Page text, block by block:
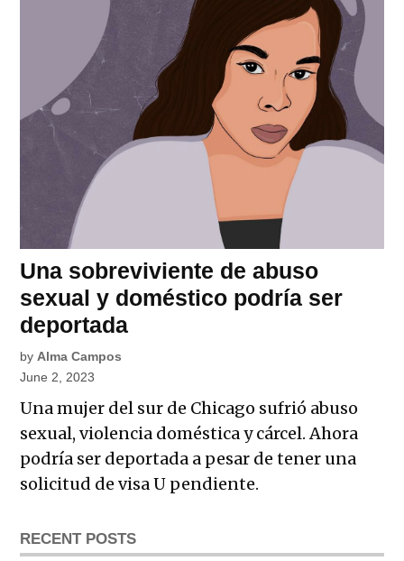
Una sobreviviente de abuso
sexual y doméstico podría ser
deportada
by Alma Campos
June 2, 2023
Una mujer del sur de Chicago sufrió abuso
sexual, violencia doméstica y cárcel. Ahora
podría ser deportada a pesar de tener una
solicitud de visa U pendiente.
RECENT POSTS